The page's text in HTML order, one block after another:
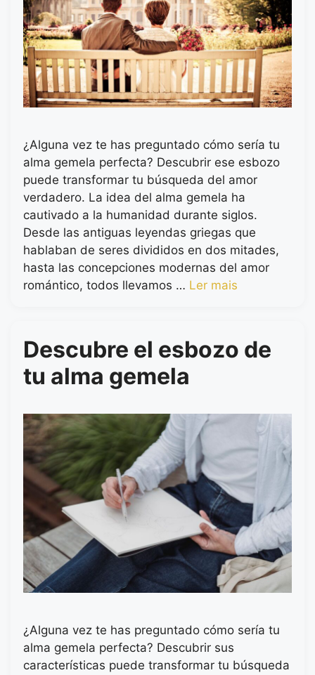
¿Alguna vez te has preguntado cómo sería tu
alma gemela perfecta? Descubrir ese esbozo
puede transformar tu búsqueda del amor
verdadero. La idea del alma gemela ha
cautivado a la humanidad durante siglos.
Desde las antiguas leyendas griegas que
hablaban de seres divididos en dos mitades,
hasta las concepciones modernas del amor
romántico, todos llevamos … Ler mais
Descubre el esbozo de
tu alma gemela
¿Alguna vez te has preguntado cómo sería tu
alma gemela perfecta? Descubrir sus
características puede transformar tu búsqueda